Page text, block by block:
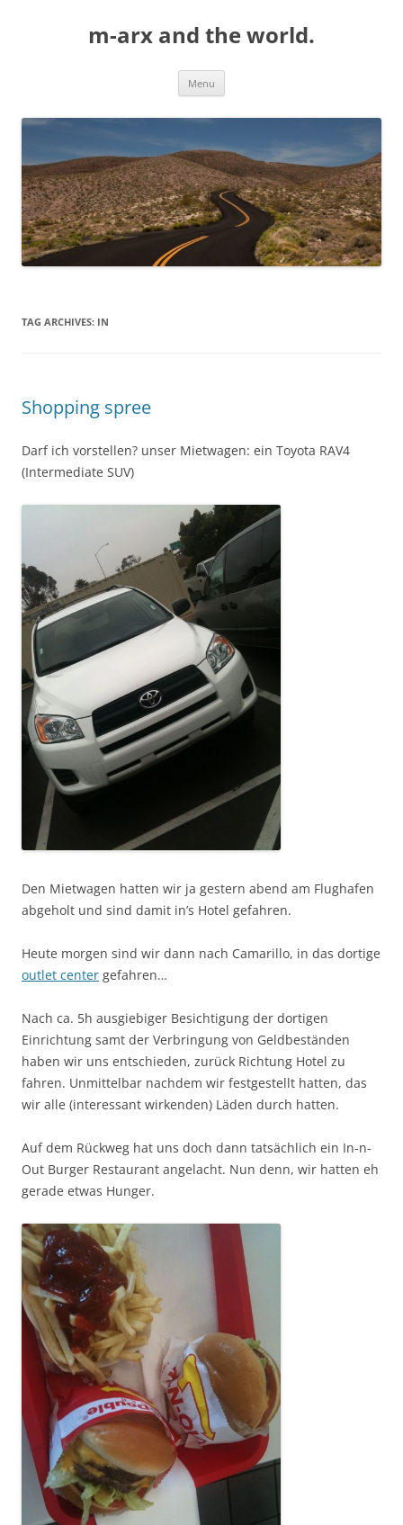
m-arx and the world.
Menu
TAG ARCHIVES: IN
Shopping spree
Darf ich vorstellen? unser Mietwagen: ein Toyota RAV4
(Intermediate SUV)
Den Mietwagen hatten wir ja gestern abend am Flughafen
abgeholt und sind damit in’s Hotel gefahren.
Heute morgen sind wir dann nach Camarillo, in das dortige
outlet center gefahren…
Nach ca. 5h ausgiebiger Besichtigung der dortigen
Einrichtung samt der Verbringung von Geldbeständen
haben wir uns entschieden, zurück Richtung Hotel zu
fahren. Unmittelbar nachdem wir festgestellt hatten, das
wir alle (interessant wirkenden) Läden durch hatten.
Auf dem Rückweg hat uns doch dann tatsächlich ein In-n-
Out Burger Restaurant angelacht. Nun denn, wir hatten eh
gerade etwas Hunger.